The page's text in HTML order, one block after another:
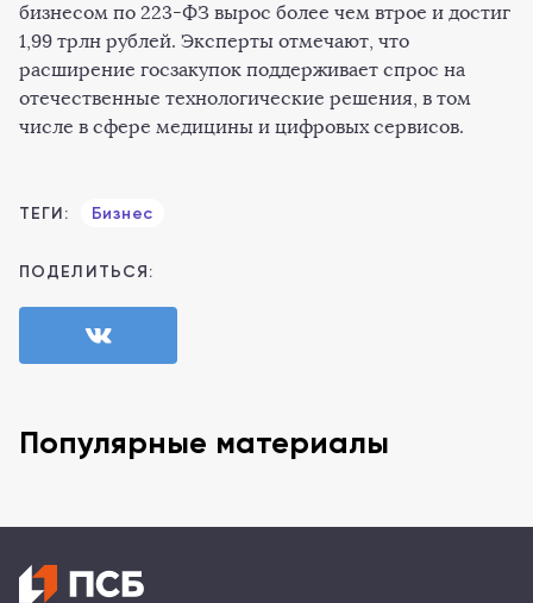
бизнесом по 223-ФЗ вырос более чем втрое и достиг
1,99 трлн рублей. Эксперты отмечают, что
расширение госзакупок поддерживает спрос на
отечественные технологические решения, в том
числе в сфере медицины и цифровых сервисов.
ТЕГИ: Бизнес
ПОДЕЛИТЬСЯ:
Популярные материалы